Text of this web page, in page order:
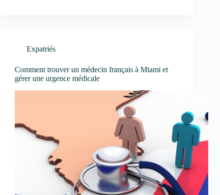
Expatriés
Comment trouver un médecin français à Miami et
gérer une urgence médicale